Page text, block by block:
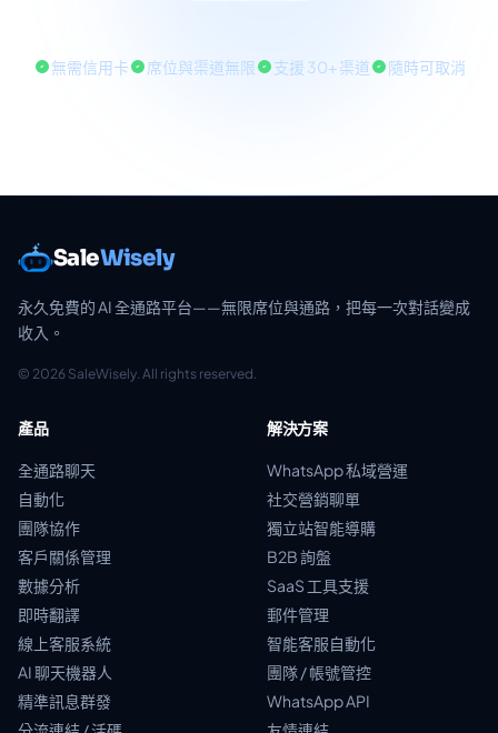
無需信用卡 席位與渠道無限 支援 30+ 渠道 隨時可取消
SaleWisely
永久免費的 AI 全通路平台——無限席位與通路，把每一次對話變成
收入。
© 2026 SaleWisely. All rights reserved.
產品
全通路聊天
自動化
團隊協作
客戶關係管理
數據分析
即時翻譯
線上客服系統
AI 聊天機器人
精準訊息群發
解決方案
WhatsApp 私域營運
社交營銷聊單
獨立站智能導購
B2B 詢盤
SaaS 工具支援
郵件管理
智能客服自動化
團隊 / 帳號管控
WhatsApp API